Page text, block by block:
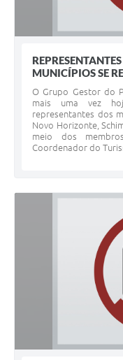
REPRESENTANTES
MUNICÍPIOS SE
O Grupo Gestor do
mais uma vez
representantes dos
Novo Horizonte,
meio dos
Coordenador do